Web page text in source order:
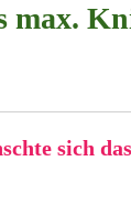
max.
sich